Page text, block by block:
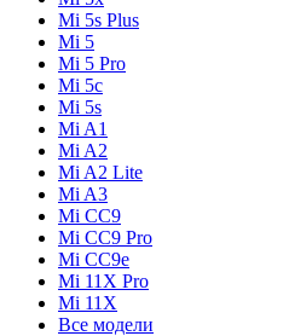
Mi 5s Plus
Mi 5
Mi 5 Pro
Mi 5c
Mi 5s
Mi A1
Mi A2
Mi A2 Lite
Mi A3
Mi CC9
Mi CC9 Pro
Mi CC9e
Mi 11X Pro
Mi 11X
Все модели